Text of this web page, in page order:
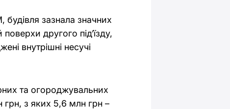
зазнала значних
другого під’їзду,
внутрішні несучі
та огороджувальних
грн, з яких 5,6 млн грн –